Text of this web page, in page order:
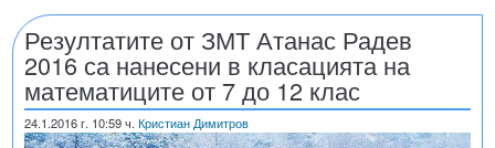
Резултатите от ЗМТ Атанас Радев
2016 са нанесени в класацията на
математиците от 7 до 12 клас
24.1.2016г. 10:59 ч. Кристиан Димитров